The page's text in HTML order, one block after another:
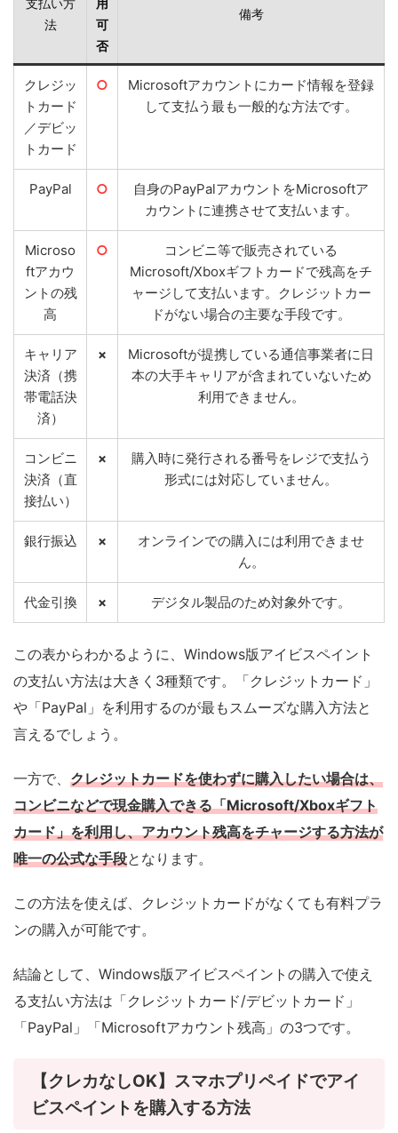
支払い方
法
用
可
否
備考
クレジッ
トカード
／デビッ
トカード
○
Microsoftアカウントにカード情報を登録
して支払う最も一般的な方法です。
PayPal ○
自身のPayPalアカウントをMicrosoftア
カウントに連携させて支払います。
Microso
ftアカウ
ントの残
高
○
コンビニ等で販売されている
Microsoft/Xboxギフトカードで残高をチ
ャージして支払います。クレジットカー
ドがない場合の主要な手段です。
キャリア
決済（携
帯電話決
済）
×
Microsoftが提携している通信事業者に日
本の大手キャリアが含まれていないため
利用できません。
コンビニ
決済（直
接払い）
×
購入時に発行される番号をレジで支払う
形式には対応していません。
銀行振込 ×
オンラインでの購入には利用できませ
ん。
代金引換 × デジタル製品のため対象外です。
この表からわかるように、Windows版アイビスペイント
の支払い方法は大きく3種類です。「クレジットカード」
や「PayPal」を利用するのが最もスムーズな購入方法と
言えるでしょう。
一方で、 クレジットカードを使わずに購入したい場合は、
コンビニなどで現金購入できる「Microsoft/Xboxギフト
カード」を利用し、アカウント残高をチャージする方法が
唯一の公式な手段となります。
この方法を使えば、クレジットカードがなくても有料プラ
ンの購入が可能です。
結論として、Windows版アイビスペイントの購入で使え
る支払い方法は「クレジットカード/デビットカード」
「PayPal」「Microsoftアカウント残高」の3つです。
【クレカなしOK】スマホプリペイドでアイ
ビスペイントを購入する方法